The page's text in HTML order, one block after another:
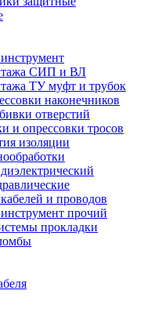
СИП и ВЛ
ТУ муфт и трубок
наконечников
отверстий
и опрессовки тросов
изоляции
и проводов
прочий
прокладки